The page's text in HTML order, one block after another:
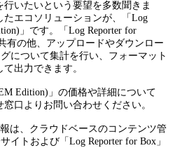
いたいという要望を多数聞きま
エコソリューションが、「Log
」です。「Log Reporter for
有の他、アップロードやダウンロー
について集計を行い、フォーマット
出力できます。
Edition)」の価格や詳細について
口よりお問い合わせください。
は、クラウドベースのコンテンツ管
イトおよび「Log Reporter for Box」